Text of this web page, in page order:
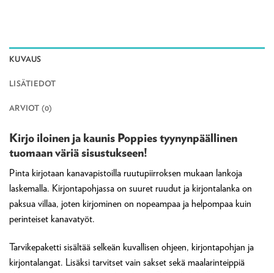
KUVAUS
LISÄTIEDOT
ARVIOT (0)
Kirjo iloinen ja kaunis Poppies tyynynpäällinen
tuomaan väriä sisustukseen!
Pinta kirjotaan kanavapistoilla ruutupiirroksen mukaan lankoja
laskemalla. Kirjontapohjassa on suuret ruudut ja kirjontalanka on
paksua villaa, joten kirjominen on nopeampaa ja helpompaa kuin
perinteiset kanavatyöt.
Tarvikepaketti sisältää selkeän kuvallisen ohjeen, kirjontapohjan ja
kirjontalangat. Lisäksi tarvitset vain sakset sekä maalarinteippiä